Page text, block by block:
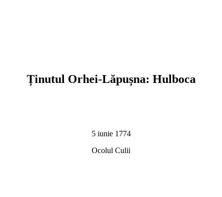
Ținutul Orhei-Lăpușna: Hulboca
5 iunie 1774
Ocolul Culii